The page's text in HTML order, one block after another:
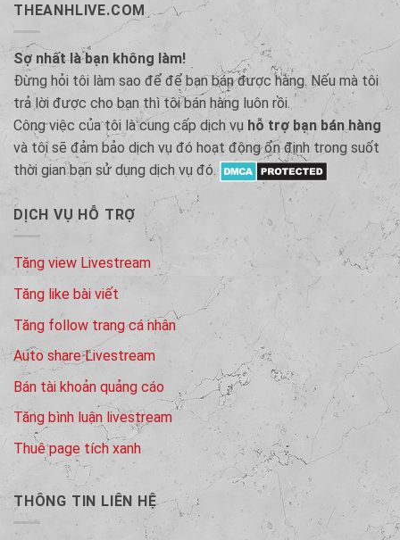
THEANHLIVE.COM
Sợ nhất là bạn không làm!
Đừng hỏi tôi làm sao để để bạn bán được hàng. Nếu mà tôi
trả lời được cho bạn thì tôi bán hàng luôn rồi.
Công việc của tôi là cung cấp dịch vụ hỗ trợ bạn bán hàng
và tôi sẽ đảm bảo dịch vụ đó hoạt động ổn định trong suốt
thời gian bạn sử dụng dịch vụ đó.
DỊCH VỤ HỖ TRỢ
Tăng view Livestream
Tăng like bài viết
Tăng follow trang cá nhân
Auto share Livestream
Bán tài khoản quảng cáo
Tăng bình luận livestream
Thuê page tích xanh
THÔNG TIN LIÊN HỆ